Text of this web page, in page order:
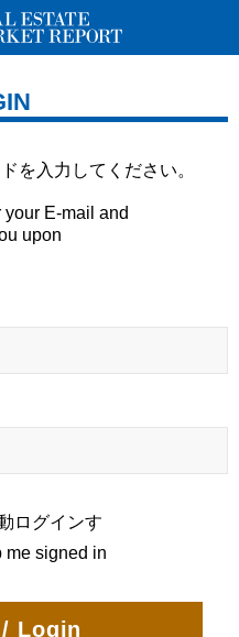
を 入力してください。
E-mail and
upon
ログインす
signed in